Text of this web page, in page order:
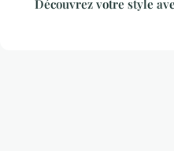
Découvrez votre style